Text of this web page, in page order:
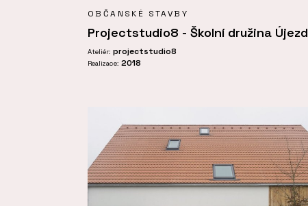
OBČANSKÉ STAVBY
Projectstudio8 - Školní družina Újezd
Ateliér: projectstudio8
Realizace: 2018